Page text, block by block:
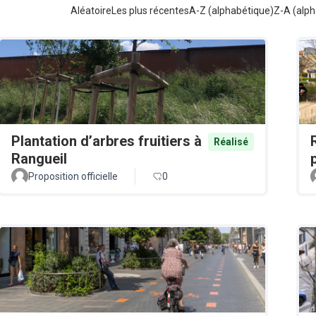
Aléatoire Les plus récentesA-Z (alphabétique)Z-A
Plantation d’arbres fruitiers à
Rangueil
Réalisé
Proposition officielle 0